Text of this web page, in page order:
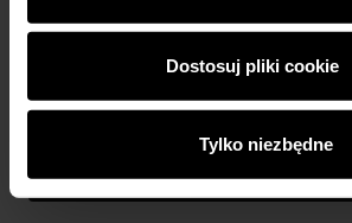
najnowszych promocjach w e-sklepie.
partnerom społecznościowym,
analitycznym. Partnerzy mogą
podczas korzystania z ich usług.
Dostosuj pliki cookie
Tylko niezbędne
Bądź na bieżąco z nowościami i
Zapisz się